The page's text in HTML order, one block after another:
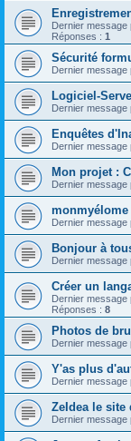
Dernier message
Réponses : 1
Sécurité
Dernier message
Logiciel-
Dernier message
Enquêtes
Dernier message
Mon projet :
Dernier message
Dernier message
Bonjour à
Dernier message
Créer un
Dernier message
Réponses : 8
Photos de
Dernier message
Y'as plus
Dernier message
ZeIdea le site
Dernier message